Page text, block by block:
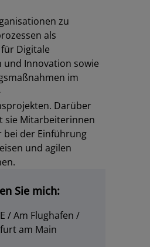
zu
als
Digitale
Innovation sowie
im
Darüber
sie Mitarbeiterinnen
der Einführung
und agilen
Sie mich:
/ Am Flughafen /
am Main